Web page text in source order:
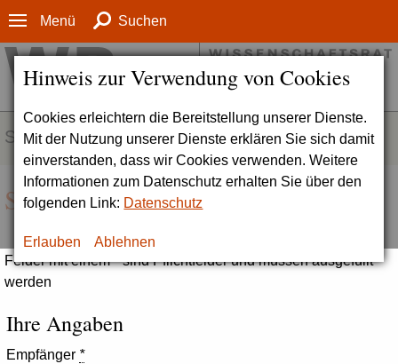
Hinweis zur Verwendung von Cookies
Cookies erleichtern die Bereitstellung unserer Dienste.
Mit der Nutzung unserer Dienste erklären Sie sich damit
einverstanden, dass wir Cookies verwenden. Weitere
Informationen zum Datenschutz erhalten Sie über den
folgenden Link: Datenschutz
Erlauben Ablehnen
Menü Suchen
SERVICE
Seite empfehlen
Felder mit einem * sind Pflichtfelder und müssen ausgefüllt
werden
Ihre Angaben
Empfänger *